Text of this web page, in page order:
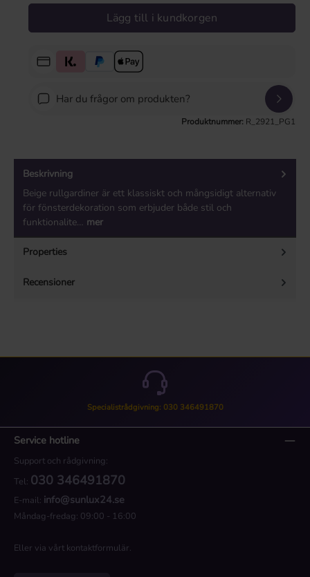
Lägg till i kundkorgen
Har du frågor om produkten?
Produktnummer: R_2921_PG1
Beskrivning
Beige rullgardiner är ett klassiskt och mångsidigt alternativ
för fönsterdekoration som erbjuder både stil och
funktionalite… mer
Properties
Recensioner
Specialistrådgivning: 030 346491870
Service hotline
Support och rådgivning:
Tel: 030 346491870
E-mail: info@sunlux24.se
Måndag-fredag: 09:00 - 16:00
Eller via vårt kontaktformulär.